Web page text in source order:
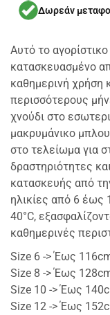
Δωρεάν
Αυτό το
κατασκευασμένο
καθημερινή χρήση
περισσότερους
χνούδι στο
μακρυμάνικο
στο τελείωμα για
δραστηριότητες
κατασκευής από
ηλικίες από 6 έως
40°C,
καθημερινές
Size 6 -> Έως
Size 8 -> Έως
Size 10 -> Έως
Size 12 -> Έως